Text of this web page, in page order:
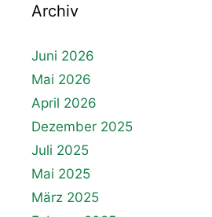
Archiv
Juni 2026
Mai 2026
April 2026
Dezember 2025
Juli 2025
Mai 2025
März 2025